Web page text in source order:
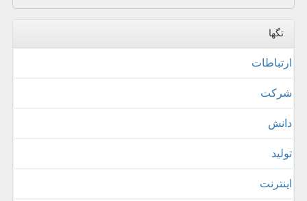
تگها
ارتباطات
شركت
دانش
تولید
اینترنت